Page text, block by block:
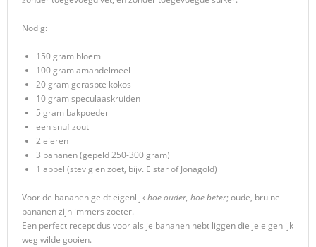
Nodig:
150 gram bloem
100 gram amandelmeel
20 gram geraspte kokos
10 gram speculaaskruiden
5 gram bakpoeder
een snuf zout
2 eieren
3 bananen (gepeld 250-300 gram)
1 appel (stevig en zoet, bijv. Elstar of Jonagold)
Voor de bananen geldt eigenlijkhoe ouder, hoe beter; oude, bruine
bananen zijn immers zoeter.
Een perfect recept dus voor als je bananen hebt liggen die je eigenlijk
weg wilde gooien.